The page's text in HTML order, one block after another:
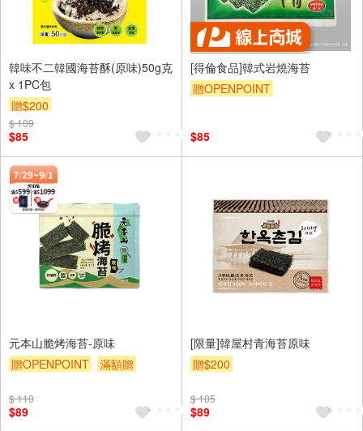
韓味不二韓國海苔酥(原味)50g克
x 1PC包
贈$200
$ 109
$85
[得倫食品]韓式岩燒海苔
贈OPENPOINT
$85
元本山脆烤海苔-原味
贈OPENPOINT
滿額贈
$ 110
$89
[限量]韓屋村青海苔原味
贈$200
$ 105
$89